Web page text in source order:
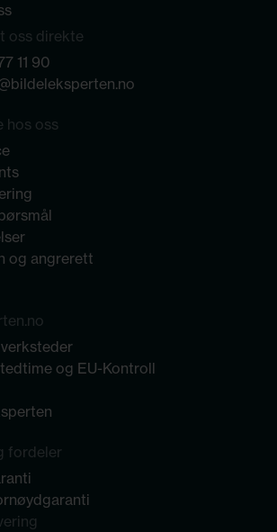
oss direkte
11 90
hos oss
og angrerett
og EU-Kontroll
fordeler